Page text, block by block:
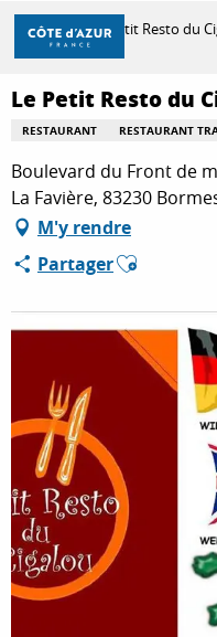
Aller
contenu
principal
DÉCOUVRIR
À FAIRE
SÉJOURNER
Accueil Le Petit Resto du
Le Petit Resto du
RESTAURANT RESTAURANT
Boulevard du Front de
La Favière, 83230
M'y rendre
PartagerAjouter aux